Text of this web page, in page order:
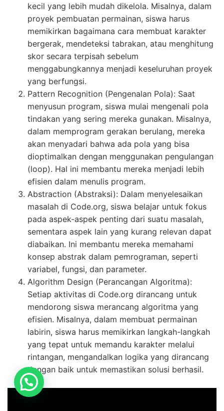
kecil yang lebih mudah dikelola. Misalnya, dalam
proyek pembuatan permainan, siswa harus
memikirkan bagaimana cara membuat karakter
bergerak, mendeteksi tabrakan, atau menghitung
skor secara terpisah sebelum
menggabungkannya menjadi keseluruhan proyek
yang berfungsi.
Pattern Recognition (Pengenalan Pola): Saat
menyusun program, siswa mulai mengenali pola
tindakan yang sering mereka gunakan. Misalnya,
dalam memprogram gerakan berulang, mereka
akan menyadari bahwa ada pola yang bisa
dioptimalkan dengan menggunakan pengulangan
(loop). Hal ini membantu mereka menjadi lebih
efisien dalam menulis program.
Abstraction (Abstraksi): Dalam menyelesaikan
masalah di Code.org, siswa belajar untuk fokus
pada aspek-aspek penting dari suatu masalah,
sementara aspek lain yang kurang relevan dapat
diabaikan. Ini membantu mereka memahami
konsep abstrak dalam pemrograman, seperti
variabel, fungsi, dan parameter.
Algorithm Design (Perancangan Algoritma):
Setiap aktivitas di Code.org dirancang untuk
mendorong siswa merancang algoritma yang
efisien. Misalnya, dalam membuat permainan
labirin, siswa harus memikirkan langkah-langkah
yang tepat untuk memandu karakter melalui
rintangan, mengandalkan logika yang dirancang
dengan baik untuk memastikan solusi berhasil.